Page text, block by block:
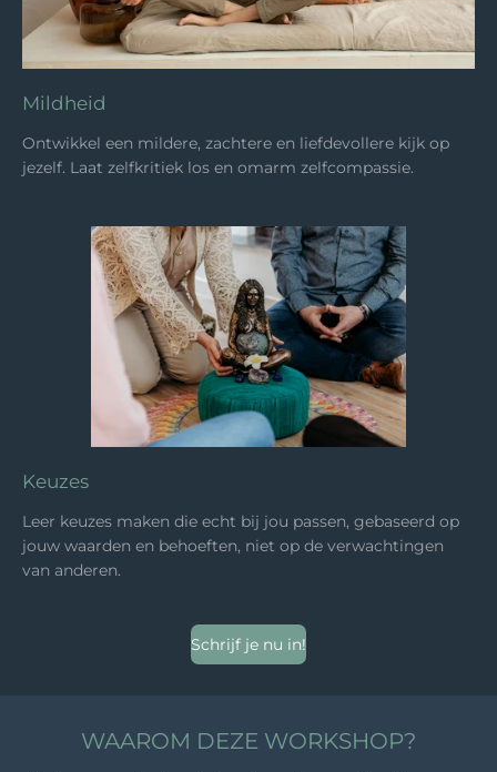
Mildheid
Ontwikkel een mildere, zachtere en liefdevollere kijk op
jezelf. Laat zelfkritiek los en omarm zelfcompassie.
Keuzes
Leer keuzes maken die echt bij jou passen, gebaseerd op
jouw waarden en behoeften, niet op de verwachtingen
van anderen.
Schrijf je nu in!
WAAROM DEZE WORKSHOP?